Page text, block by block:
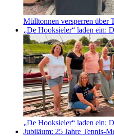
Mülltonnen versperren über
„De Hooksieler“ laden ein:
„De Hooksieler“ laden ein:
Jubiläum: 25 Jahre Tennis-